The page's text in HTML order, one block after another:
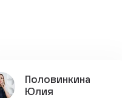
Половинкина
Юлия